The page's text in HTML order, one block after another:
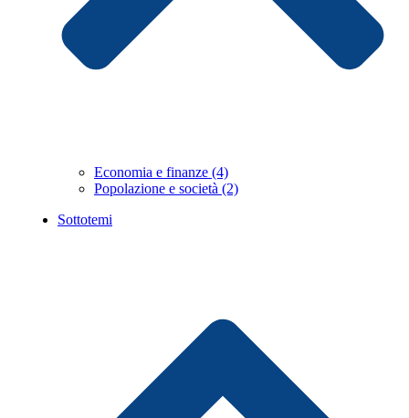
Economia e finanze (4)
Popolazione e società (2)
Sottotemi